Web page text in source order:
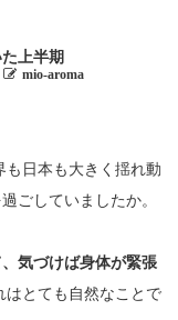
上半期
mio-aroma
も日本も大きく揺れ動
ごしていましたか。
気づけば身体が緊張
はとても自然なことで